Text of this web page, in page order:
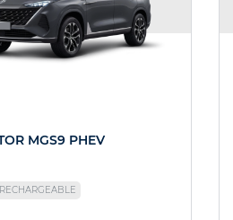
MGS9 PHEV